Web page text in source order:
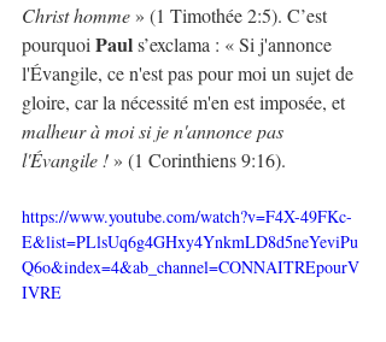
Christ homme » (1 Timothée 2:5). C’est
pourquoi Paul s’exclama : « Si j'annonce
l'Évangile, ce n'est pas pour moi un sujet de
gloire, car la nécessité m'en est imposée, et
malheur à moi si je n'annonce pas
l'Évangile ! » (1 Corinthiens 9:16).
https://www.youtube.com/watch?v=F4X-49FKc-
E&list=PLlsUq6g4GHxy4YnkmLD8d5neYeviPu
Q6o&index=4&ab_channel=CONNAITREpourV
IVRE